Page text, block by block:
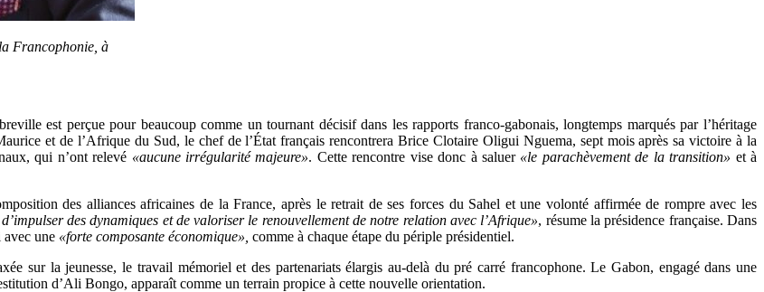
Francophonie, à
est perçue pour beaucoup comme un tournant décisif dans les rapports franco-gabonais, longtemps marqués par l’héritage
et de l’Afrique du Sud, le chef de l’État français rencontrera Brice Clotaire Oligui Nguema, sept mois après sa victoire à la
qui n’ont relevé «aucune irrégularité majeure». Cette rencontre vise donc à saluer «le parachèvement de la transition» et à
des alliances africaines de la France, après le retrait de ses forces du Sahel et une volonté affirmée de rompre avec les
des dynamiques et de valoriser le renouvellement de notre relation avec l’Afrique», résume la présidence française. Dans
avec une «forte composante économique», comme à chaque étape du périple présidentiel.
sur la jeunesse, le travail mémoriel et des partenariats élargis au-delà du pré carré francophone. Le Gabon, engagé dans une
d’Ali Bongo, apparaît comme un terrain propice à cette nouvelle orientation.